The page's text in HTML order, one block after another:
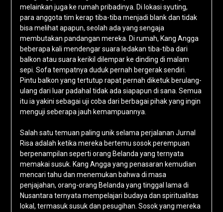
melainkan juga ke rumah pribadinya. Di lokasi syuting,
para anggota tim kerap tiba-tiba menjadi blank dan tidak
bisa melihat apapun, seolah ada yang sengaja
membutakan pandangan mereka. Di rumah, Kang Angga
beberapa kali mendengar suara ledakan tiba-tiba dari
balkon atau suara kerikil dilempar ke dinding di malam
sepi. Sofa tempatnya duduk pernah bergerak sendiri.
Pintu balkon yang tertutup rapat pernah diketuk berulang-
ulang dari luar padahal tidak ada siapapun di sana. Semua
itu ia yakini sebagai uji coba dari berbagai pihak yang ingin
menguji seberapa jauh kemampuannya.
Salah satu temuan paling unik selama perjalanan Jurnal
Risa adalah ketika mereka bertemu sosok perempuan
berpenampilan seperti orang Belanda yang ternyata
memakai susuk. Kang Angga yang penasaran kemudian
mencari tahu dan menemukan bahwa di masa
penjajahan, orang-orang Belanda yang tinggal lama di
Nusantara ternyata mempelajari budaya dan spiritualitas
lokal, termasuk susuk dan pesugihan. Sosok yang mereka